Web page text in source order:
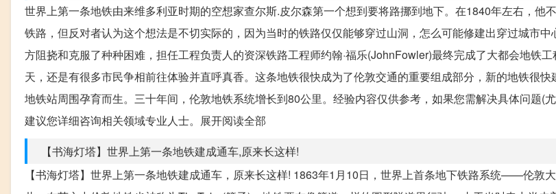
世界上第一条地铁由来维多利亚时期的空想家查尔斯.皮尔森第一个想到要将路挪到地下。在1840年左右，他
铁路，但反对者认为这个想法是不切实际的，因为当时的铁路仅仅能够穿过山洞，怎么可能修建出穿过城市中
方阻挠和克服了种种困难，担任工程负责人的资深铁路工程师约翰·福乐(JohnFowler)最终完成了大都会地铁
天，还是有很多市民争相前往体验并直呼真香。这条地铁很快成为了伦敦交通的重要组成部分，新的地铁很快
地铁站周围孕育而生。三十年间，伦敦地铁系统增长到80公里。经验内容仅供参考，如果您需解决具体问题(
建议您详细咨询相关领域专业人士。展开阅读全部
【书海灯塔】世界上第一条地铁建成通车,原来长这样!
【书海灯塔】世界上第一条地铁建成通车，原来长这样! 1863年1月10日，世界上首条地下铁路系统——伦敦